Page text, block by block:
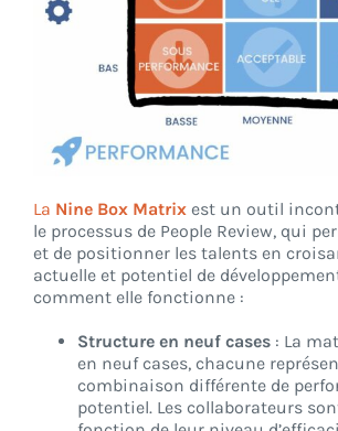
La Nine Box Matrix est un outil
le processus de People Review, qui
et de positionner les talents en
actuelle et potentiel de
comment elle fonctionne :
Structure en neuf cases : La
en neuf cases, chacune
combinaison différente de
potentiel. Les collaborateurs